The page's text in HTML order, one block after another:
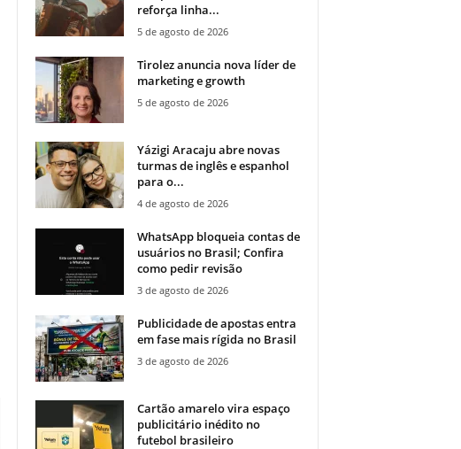
reforça linha...
5 de agosto de 2026
Tirolez anuncia nova líder de
marketing e growth
5 de agosto de 2026
Yázigi Aracaju abre novas
turmas de inglês e espanhol
para o...
4 de agosto de 2026
WhatsApp bloqueia contas de
usuários no Brasil; Confira
como pedir revisão
3 de agosto de 2026
Publicidade de apostas entra
em fase mais rígida no Brasil
3 de agosto de 2026
Cartão amarelo vira espaço
publicitário inédito no
futebol brasileiro